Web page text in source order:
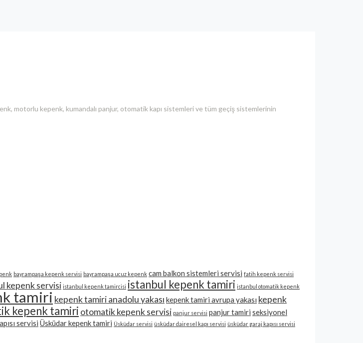
motorlu kepenk, kumandalı panjur, otomatik kapı sistemleri ve tüm geçiş sistemlerinin
bayrampaşa kepenk servisi bayrampaşa ucuz kepenk cam balkon sistemleri servisi fatih kepenk servisi
kepenk servisi istanbul kepenk tamircisi istanbul kepenk tamiri istanbul otomatik kepenk
tamiri kepenk tamiri anadolu yakası kepenk tamiri avrupa yakası kepenk
kepenk tamiri otomatik kepenk servisi panjur servisi panjur tamiri seksiyonel
servisi Üsküdar kepenk tamiri Üsküdar servisi üsküdar dairesel kapı servisi üsküdar garaj kapısı servisi